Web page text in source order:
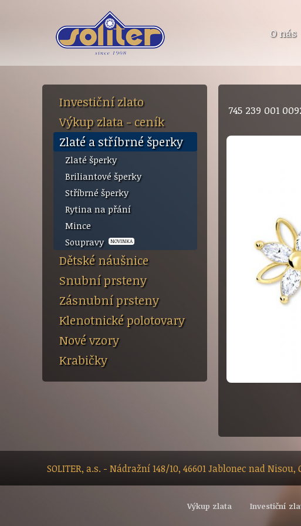
O nás
Investiční zlato
Výkup zlata - ceník
Zlaté a stříbrné šperky
Zlaté šperky
Briliantové šperky
Stříbrné šperky
Rytina na přání
Mince
Soupravy
NOVINKA
Dětské náušnice
Snubní prsteny
Zásnubní prsteny
Klenotnické polotovary
Nové vzory
Krabičky
745 239 001
SOLITER, a.s. - Nádražní 148/10, 46601 Jablonec nad Nisou,
Výkup zlata Investiční